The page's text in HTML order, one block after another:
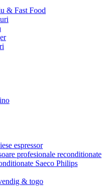
& Fast Food
espressor
profesionale reconditionate
Saeco Philips
& togo